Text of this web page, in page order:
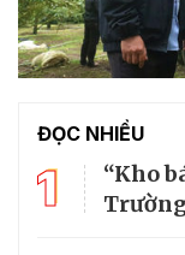
ĐỌC NHIỀU
1
“Kho